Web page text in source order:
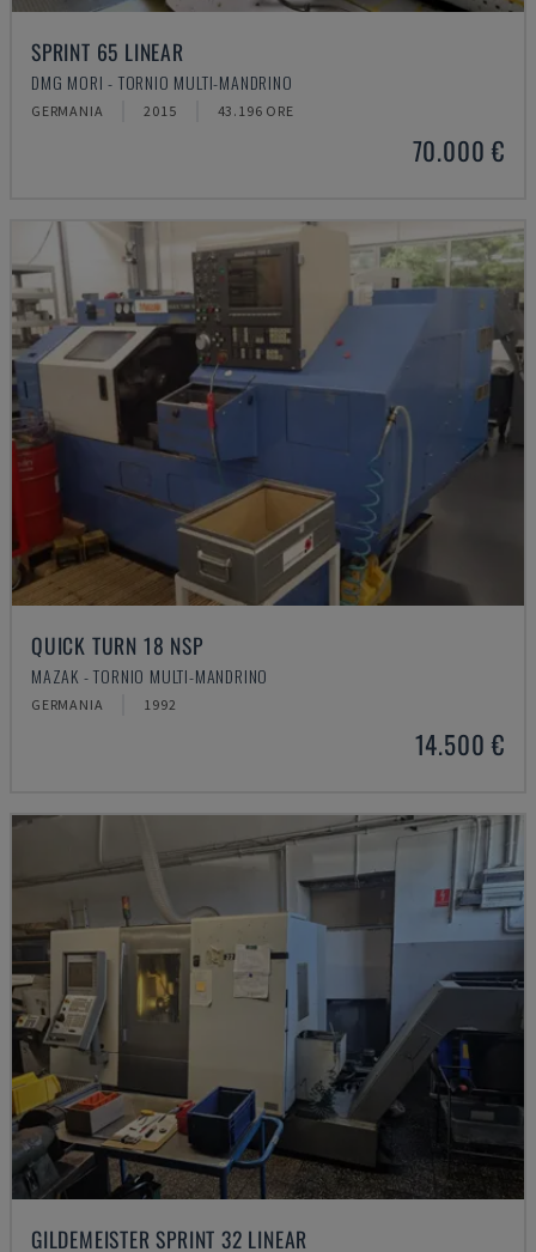
SPRINT 65 LINEAR
DMG MORI - TORNIO MULTI-MANDRINO
GERMANIA 2015 43.196 ORE
70.000 €
QUICK TURN 18 NSP
MAZAK - TORNIO MULTI-MANDRINO
GERMANIA 1992
14.500 €
GILDEMEISTER SPRINT 32 LINEAR